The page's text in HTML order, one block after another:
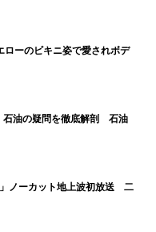
ローのビキニ姿で愛されボデ
石油の疑問を徹底解剖 石油
」ノーカット地上波初放送 二